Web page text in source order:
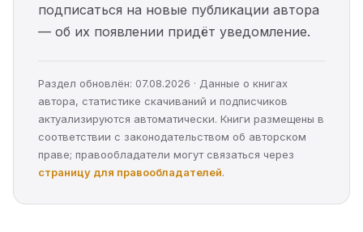
подписаться на новые публикации автора
— об их появлении придёт уведомление.
Раздел обновлён: 07.08.2026 · Данные о книгах
автора, статистике скачиваний и подписчиков
актуализируются автоматически. Книги размещены в
соответствии с законодательством об авторском
праве; правообладатели могут связаться через
страницу для правообладателей.